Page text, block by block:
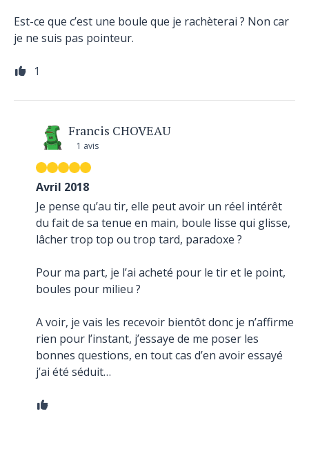
Est-ce que c’est une boule que je rachèterai ? Non car
je ne suis pas pointeur.
1
Francis CHOVEAU
1 avis
Avril 2018
Je pense qu’au tir, elle peut avoir un réel intérêt
du fait de sa tenue en main, boule lisse qui glisse,
lâcher trop top ou trop tard, paradoxe ?
Pour ma part, je l’ai acheté pour le tir et le point,
boules pour milieu ?
A voir, je vais les recevoir bientôt donc je n’affirme
rien pour l’instant, j’essaye de me poser les
bonnes questions, en tout cas d’en avoir essayé
j’ai été séduit…